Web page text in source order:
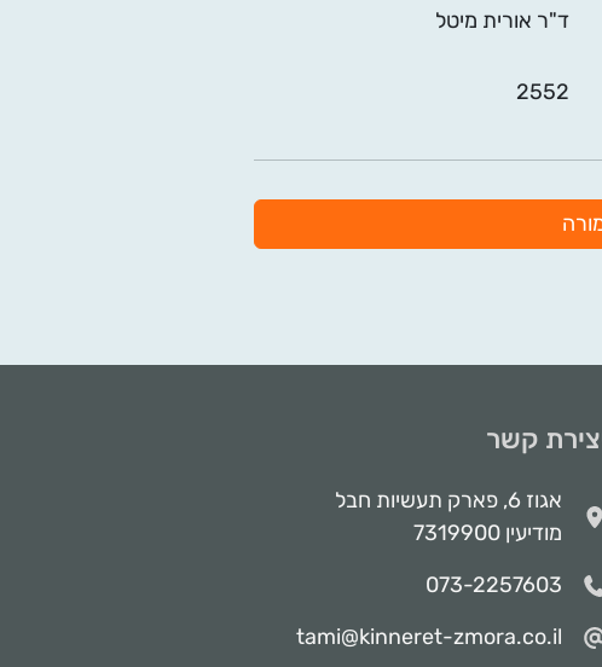
ד"ר אורית מיטל
2552
קשר
אגוז 6, פארק תעשיות חבל
מודיעין 7319900
073-2257603
tami@kinneret-zmora.co.il